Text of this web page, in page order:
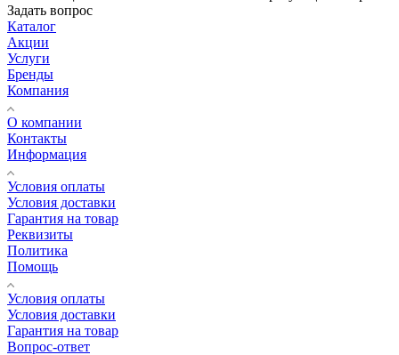
Задать вопрос
Каталог
Акции
Услуги
Бренды
Компания
О компании
Контакты
Информация
Условия оплаты
Условия доставки
Гарантия на товар
Реквизиты
Политика
Помощь
Условия оплаты
Условия доставки
Гарантия на товар
Вопрос-ответ